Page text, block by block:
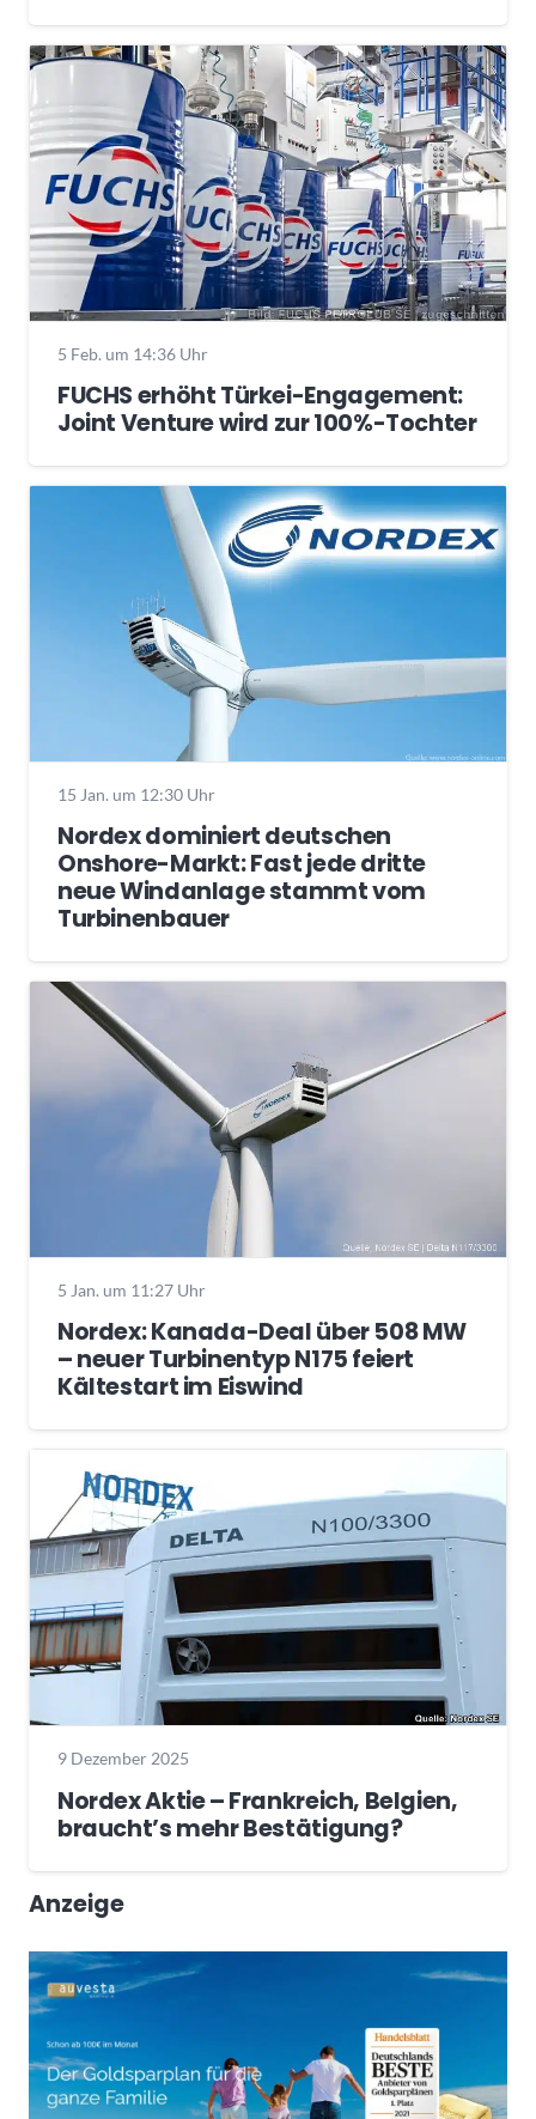
5 Feb. um 14:36 Uhr
FUCHS erhöht Türkei-Engagement:
Joint Venture wird zur 100%-Tochter
15 Jan. um 12:30 Uhr
Nordex dominiert deutschen
Onshore-Markt: Fast jede dritte
neue Windanlage stammt vom
Turbinenbauer
5 Jan. um 11:27 Uhr
Nordex: Kanada-Deal über 508 MW
– neuer Turbinentyp N175 feiert
Kältestart im Eiswind
9 Dezember 2025
Nordex Aktie – Frankreich, Belgien,
braucht’s mehr Bestätigung?
Anzeige